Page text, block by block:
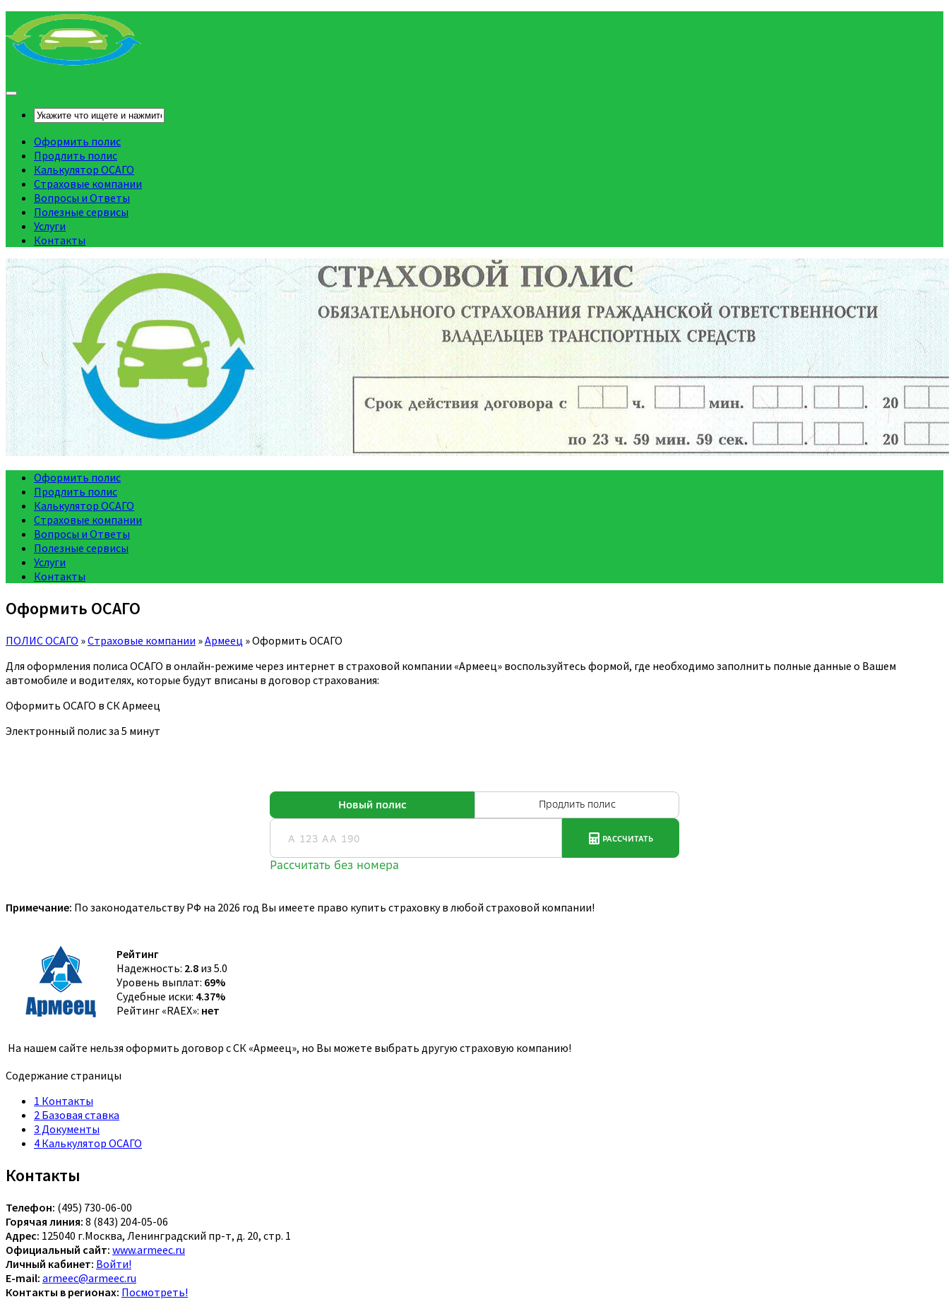
Оформить полис
Продлить полис
Калькулятор ОСАГО
Страховые компании
Вопросы и Ответы
Полезные сервисы
Услуги
Контакты
Оформить полис
Продлить полис
Калькулятор ОСАГО
Страховые компании
Вопросы и Ответы
Полезные сервисы
Услуги
Контакты
Оформить ОСАГО
ПОЛИС ОСАГО »Страховые компании »Армеец »Оформить ОСАГО
Для оформления полиса ОСАГО в онлайн-режиме через интернет в страховой компании «Армеец» воспользуйтесь формой, где необходимо заполнить полные данные о Вашем
автомобиле и водителях, которые будут вписаны в договор страхования:
Оформить ОСАГО в СК Армеец
Электронный полис за 5 минут
Примечание: По законодательству РФ на 2026 год Вы имеете право купить страховку в любой страховой компании!
Рейтинг
Надежность: 2.8 из 5.0
Уровень выплат: 69%
Судебные иски: 4.37%
Рейтинг «RAEX»: нет
На нашем сайте нельзя оформить договор с СК «Армеец», но Вы можете выбрать другую страховую компанию!
Содержание страницы
1 Контакты
2 Базовая ставка
3 Документы
4 Калькулятор ОСАГО
Контакты
Телефон: (495) 730-06-00
Горячая линия: 8 (843) 204-05-06
Адрес: 125040 г.Москва, Ленинградский пр-т, д. 20, стр. 1
Официальный сайт: www.armeec.ru
Личный кабинет: Войти!
E-mail: armeec@armeec.ru
Контакты в регионах: Посмотреть!